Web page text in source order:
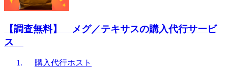
【調査無料】 メグ／テキサスの購入代行サービ
ス
購入代行ホスト